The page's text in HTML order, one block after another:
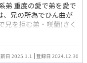
弟 重度の愛で弟を愛で
、兄の所為でひん曲が
兄を拒む弟・咲蘭(さく
咲蘭は、兄の従順なお
蘭が中1の夏。ある日を
対応が始まる。 それで
日 2025.1.1 登録日 2024.12.30